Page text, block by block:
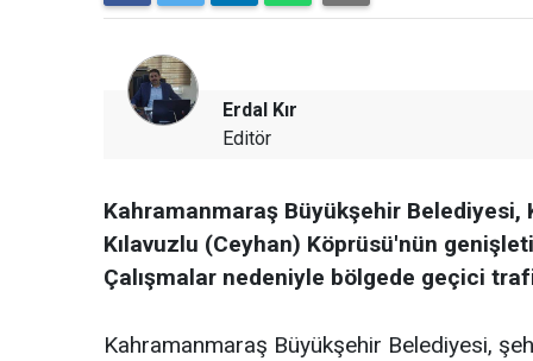
Erdal Kır
Editör
Kahramanmaraş Büyükşehir Belediyesi,
Kılavuzlu (Ceyhan) Köprüsü'nün
Çalışmalar nedeniyle bölgede geçici
Kahramanmaraş Büyükşehir Belediyesi,